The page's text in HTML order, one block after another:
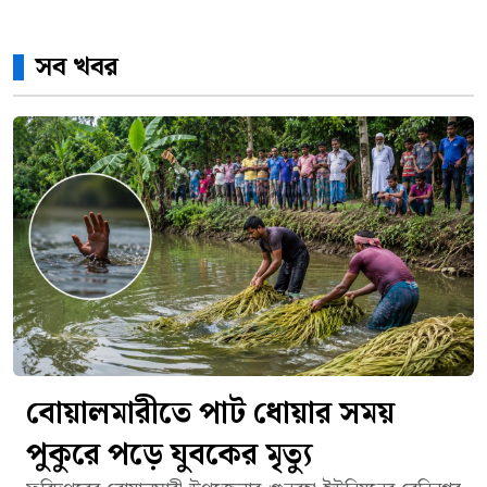
সব খবর
বোয়ালমারীতে পাট ধোয়ার সময়
পুকুরে পড়ে যুবকের মৃত্যু